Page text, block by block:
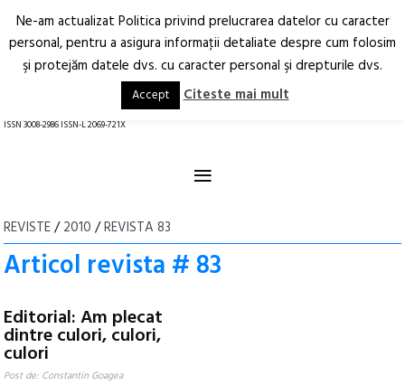
Arhitectură.
Oraș.
RO EN
ISSN 3008-2986 ISSN-L 2069-721X
≡
REVISTE/2010 /REVISTA 83
Articol revista # 83
Editorial: Am plecat
dintre culori, culori,
culori
Post de: Constantin Goagea
Ne-am actualizat Politica privind prelucrarea datelor cu caracter
personal, pentru a asigura informaţii detaliate despre cum folosim
şi protejăm datele dvs. cu caracter personal şi drepturile dvs.
Accept Citeste mai mult